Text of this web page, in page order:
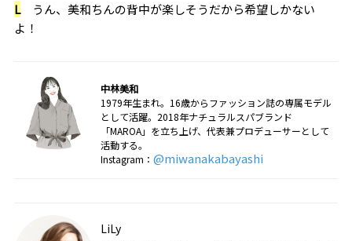
Lうん、美和ちんの背中が楽しそうだから希望しかない
よ！
中林美和
1979年生まれ。16歳からファッション誌の専属モデル
として活躍。2018年ナチュラルスパブランド
「MAROA」を立ち上げ、代表兼プロデューサーとして
活動する。
Instagram： @miwanakabayashi
LiLy